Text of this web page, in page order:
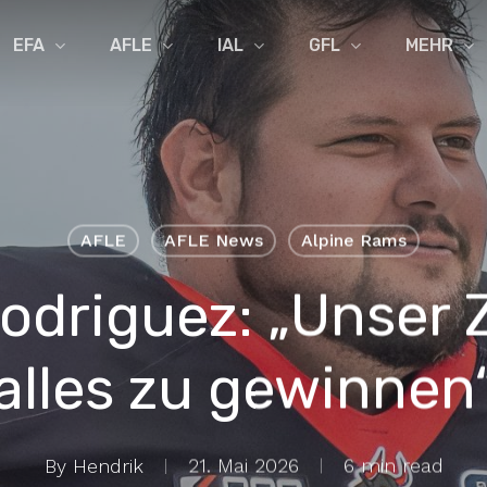
EFA AFLE IAL GFL MEHR
AFLE AFLE News Alpine Rams
„Unser
zu
By Hendrik 21. Mai 2026 6 min read